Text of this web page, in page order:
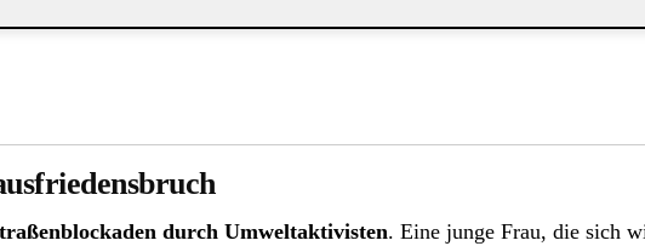
durch Umweltaktivisten. Eine junge Frau, die sich